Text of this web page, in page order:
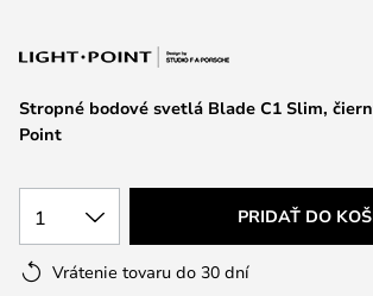
obrázkov
Stropné bodové svetlá Blade C1 Slim,
Point
1 PRIDAŤ DO
Vrátenie tovaru do 30 dní